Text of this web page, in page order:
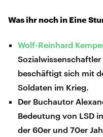
Was ihr noch in Eine
Wolf-Reinhard
beschäftigt sich mit
Soldaten im Krieg.
Der Buchautor
Bedeutung von LSD
der 60er und 70er